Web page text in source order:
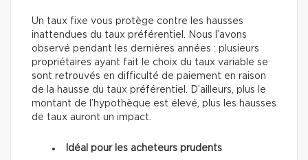
Un taux fixe vous protège contre les hausses
inattendues du taux préférentiel. Nous l’avons
observé pendant les dernières années : plusieurs
propriétaires ayant fait le choix du taux variable se
sont retrouvés en difficulté de paiement en raison
de la hausse du taux préférentiel. D’ailleurs, plus le
montant de l’hypothèque est élevé, plus les hausses
de taux auront un impact.
Idéal pour les acheteurs prudents